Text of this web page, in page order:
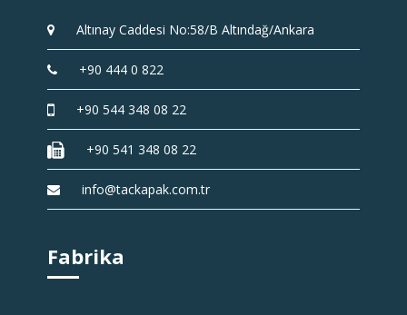
Altınay Caddesi No:58/B Altındağ/Ankara
+90 444 0 822
+90 544 348 08 22
+90 541 348 08 22
info@tackapak.com.tr
Fabrika